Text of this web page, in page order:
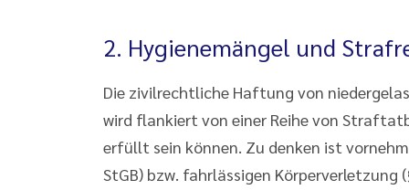
2. Hygienemängel und
Die zivilrechtliche Haftung von
wird flankiert von einer Reihe von
erfüllt sein können. Zu denken ist
StGB) bzw. fahrlässigen Körperverletzung